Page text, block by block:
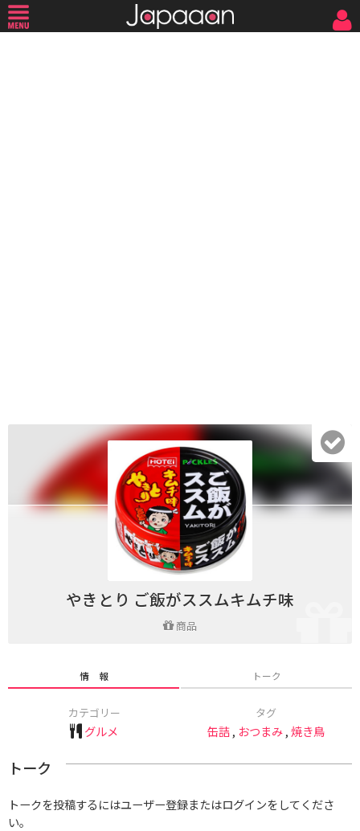
やきとり ご飯がススムキムチ味
商品
情 報 トーク
カテゴリー
グルメ
タグ
缶詰, おつまみ,焼き鳥
トーク
トークを投稿するにはユーザー登録またはログインをしてくださ
い。